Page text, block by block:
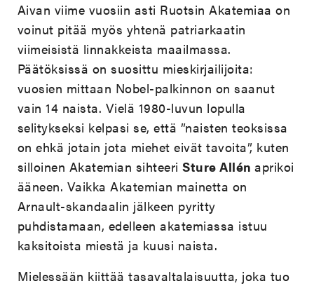
Aivan viime vuosiin asti Ruotsin Akatemiaa on
voinut pitää myös yhtenä patriarkaatin
viimeisistä linnakkeista maailmassa.
Päätöksissä on suosittu mieskirjailijoita:
vuosien mittaan Nobel-palkinnon on saanut
vain 14 naista. Vielä 1980-luvun lopulla
selitykseksi kelpasi se, että ”naisten teoksissa
on ehkä jotain jota miehet eivät tavoita”, kuten
silloinen Akatemian sihteeriSture Allénaprikoi
ääneen. Vaikka Akatemian mainetta on
Arnault-skandaalin jälkeen pyritty
puhdistamaan, edelleen akatemiassa istuu
kaksitoista miestä ja kuusi naista.
Mielessään kiittää tasavaltalaisuutta, joka tuo